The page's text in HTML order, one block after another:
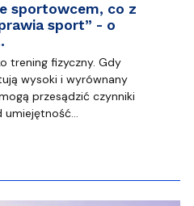
sportowcem, co z
sport” - o
trening fizyczny. Gdy
wysoki i wyrównany
przesądzić czynniki
umiejętność…